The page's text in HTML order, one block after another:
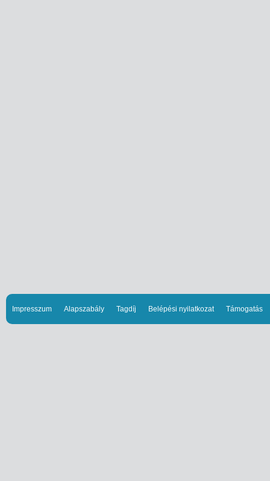
Impresszum Alapszabály Tagdíj Belépési nyilatkozat Támogatás